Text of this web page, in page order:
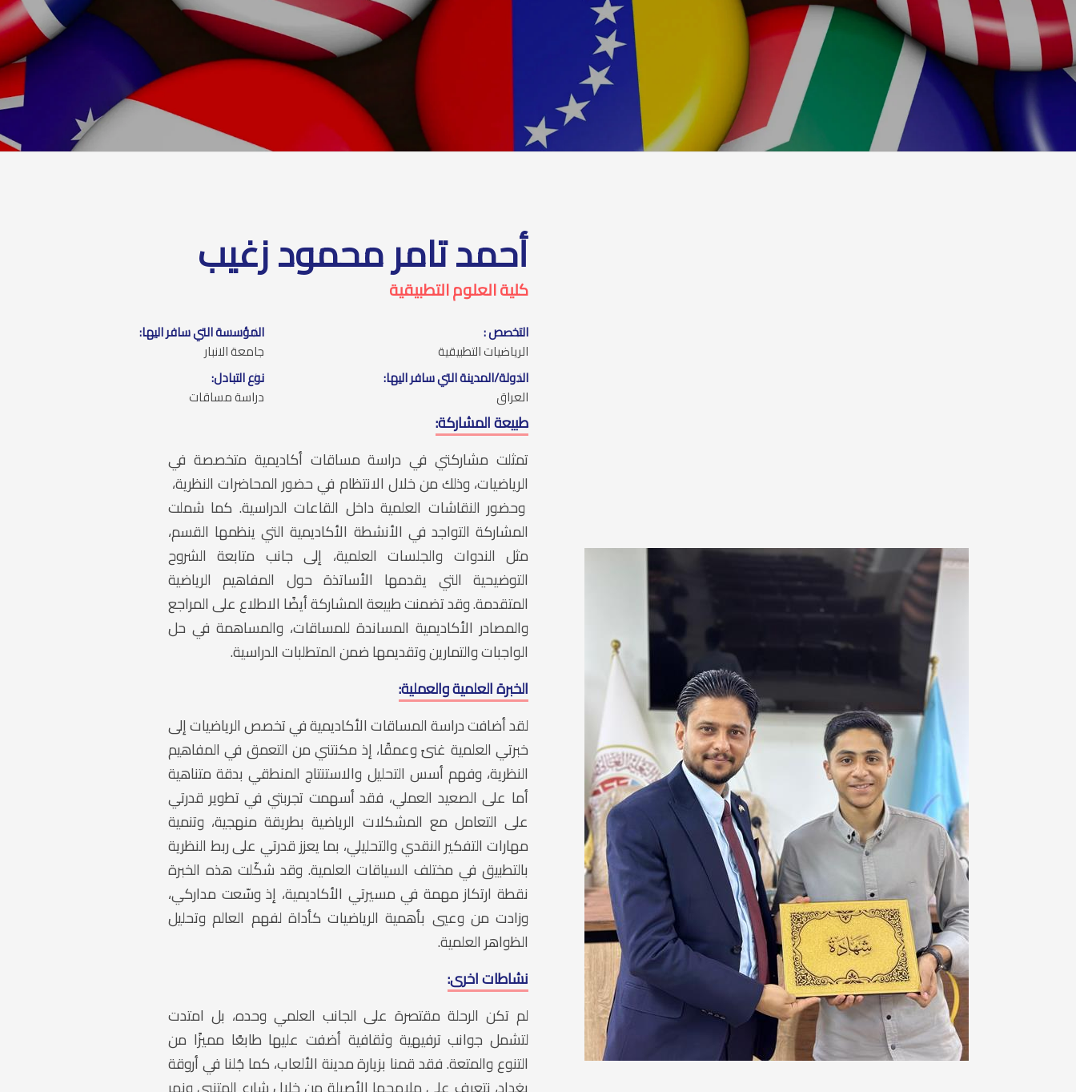
أحمد تامر محمود زغيب
كلية العلوم التطبيقية
التخصص :
الرياضيات التطبيقية
الدولة/المدينة التي سافر اليها:
العراق
المؤسسة التي سافر اليها:
جامعة الانبار
نوع التبادل:
دراسة مساقات
طبيعة المشاركة:
تمثلت مشاركتي في دراسة مساقات أكاديمية متخصصة في
الرياضيات، وذلك من خلال الانتظام في حضور المحاضرات النظرية،
وحضور النقاشات العلمية داخل القاعات الدراسية. كما شملت
المشاركة التواجد في الأنشطة الأكاديمية التي ينظمها القسم،
مثل الندوات والجلسات العلمية، إلى جانب متابعة الشروح
التوضيحية التي يقدمها الأساتذة حول المفاهيم الرياضية
المتقدمة. وقد تضمنت طبيعة المشاركة أيضًا الاطلاع على المراجع
والمصادر الأكاديمية المساندة للمساقات، والمساهمة في حل
الواجبات والتمارين وتقديمها ضمن المتطلبات الدراسية.
الخبرة العلمية والعملية:
لقد أضافت دراسة المساقات الأكاديمية في تخصص الرياضيات إلى
خبرتي العلمية غنىً وعمقًا، إذ مكنتني من التعمق في المفاهيم
النظرية، وفهم أسس التحليل والاستنتاج المنطقي بدقة متناهية
أما على الصعيد العملي، فقد أسهمت تجربتي في تطوير قدرتي
على التعامل مع المشكلات الرياضية بطريقة منهجية، وتنمية
مهارات التفكير النقدي والتحليلي، بما يعزز قدرتي على ربط النظرية
بالتطبيق في مختلف السياقات العلمية. وقد شكّلت هذه الخبرة
نقطة ارتكاز مهمة في مسيرتي الأكاديمية، إذ وسّعت مداركي،
وزادت من وعيي بأهمية الرياضيات كأداة لفهم العالم وتحليل
الظواهر العلمية.
نشاطات اخرى:
لم تكن الرحلة مقتصرة على الجانب العلمي وحده، بل امتدت
لتشمل جوانب ترفيهية وثقافية أضفت عليها طابعًا مميزًا من
التنوع والمتعة. فقد قمنا بزيارة مدينة الألعاب، كما جُلنا في أروقة